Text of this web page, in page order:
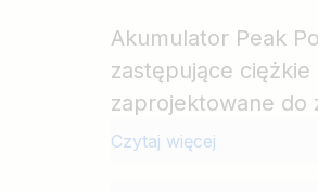
Akumulator Peak
zastępujące
zaprojektowane do
napięciu występuje
Czytaj więcej